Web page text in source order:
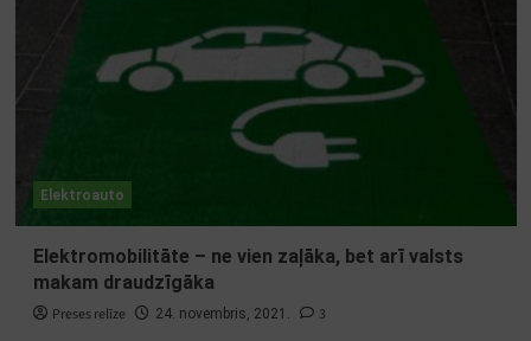
Elektroauto
Elektromobilitāte – ne vien zaļāka, bet arī valsts
makam draudzīgāka
Preses relīze 24. novembris, 2021. 3